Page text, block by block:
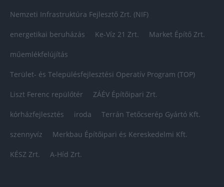
Nemzeti Infrastruktúra Fejlesztő Zrt. (NIF)
energetikai beruházás Ke-Víz 21 Zrt. Market Építő Zrt.
műemlékfelújítás
Terület- és Településfejlesztési Operatív Program (TOP)
Liszt Ferenc repülőtér ZÁÉV Építőipari Zrt.
kórházfejlesztés iroda Terrán Tetőcserép Gyártó Kft.
szennyvíz Merkbau Építőipari és Kereskedelmi Kft.
KÉSZ Zrt. A-Híd Zrt.